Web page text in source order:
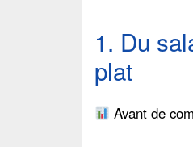
1. Du
plat
Avant de